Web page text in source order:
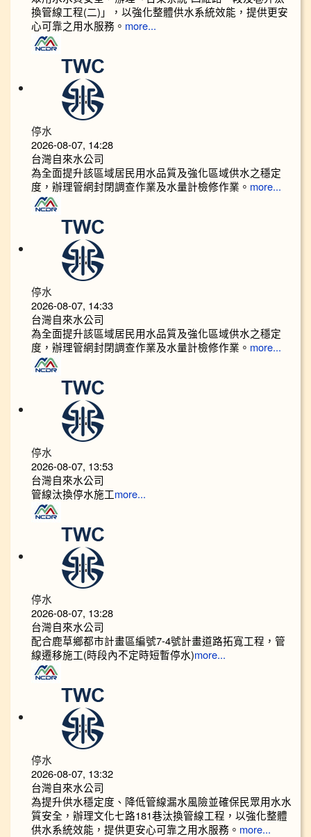
換管線工程(二)」，以強化整體供水系統效能，提供更安
心可靠之用水服務。 more...
停水
2026-08-07, 14:28
台灣自來水公司
為全面提升該區域居民用水品質及強化區域供水之穩定
度，辦理管網封閉調查作業及水量計檢修作業。 more...
停水
2026-08-07, 14:33
台灣自來水公司
為全面提升該區域居民用水品質及強化區域供水之穩定
度，辦理管網封閉調查作業及水量計檢修作業。 more...
停水
2026-08-07, 13:53
台灣自來水公司
管線汰換停水施工more...
停水
2026-08-07, 13:28
台灣自來水公司
配合鹿草鄉都市計畫區編號7-4號計畫道路拓寬工程，管
線遷移施工(時段內不定時短暫停水)more...
停水
2026-08-07, 13:32
台灣自來水公司
為提升供水穩定度、降低管線漏水風險並確保民眾用水水
質安全，辦理文化七路181巷汰換管線工程，以強化整體
供水系統效能，提供更安心可靠之用水服務。 more...